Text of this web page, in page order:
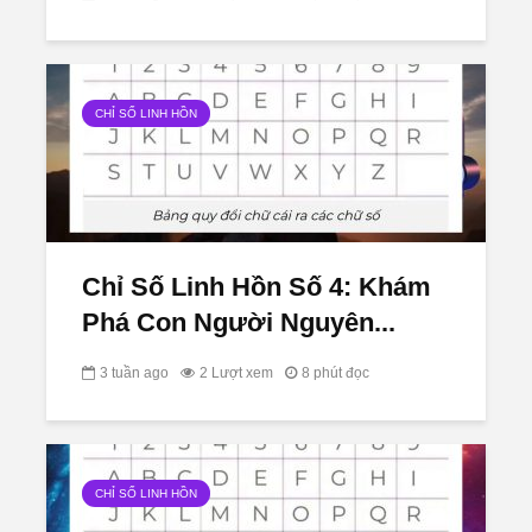
CHỈ SỐ LINH HỒN
Chỉ Số Linh Hồn Số 4: Khám
Phá Con Người Nguyên...
3 tuần ago 2 Lượt xem 8 phút đọc
CHỈ SỐ LINH HỒN